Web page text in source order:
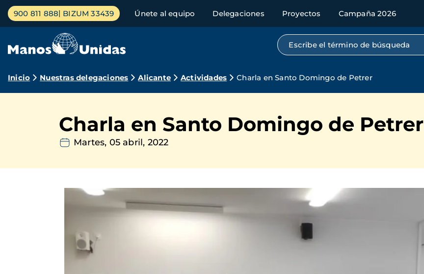
Pasar
contenido
Menú
principal
900 811 888 BIZUM 33439 Únete al equipo Delegaciones Proyectos Campaña 2026
Búsqueda por texto completo
Ruta
navegación
Inicio Nuestras delegaciones Alicante Actividades Charla en Santo Domingo de Petrer
Charla en Santo Domingo de Petrer
Martes, 05 abril, 2022